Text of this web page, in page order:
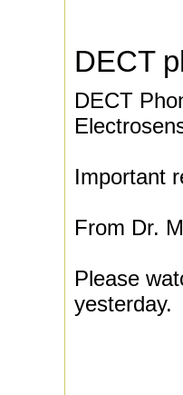
DECT
DECT
Important
From Dr.
Please
yesterday.